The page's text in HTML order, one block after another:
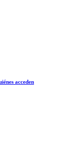
acceden